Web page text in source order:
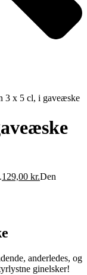
3 x 5 cl, i gaveæske
129,00 kr.Den
anderledes, og
ginelsker!